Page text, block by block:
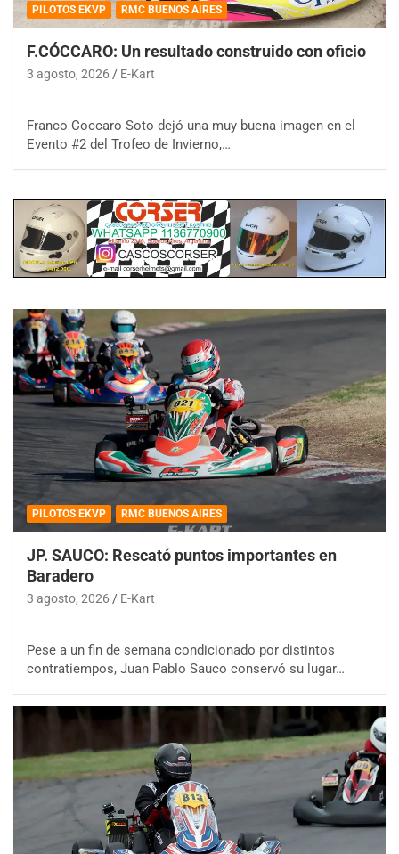
PILOTOS EKVP RMC BUENOS AIRES
F.CÓCCARO: Un resultado construido con oficio
3 agosto, 2026 E-Kart
Franco Coccaro Soto dejó una muy buena imagen en el
Evento #2 del Trofeo de Invierno,…
PILOTOS EKVP RMC BUENOS AIRES
JP. SAUCO: Rescató puntos importantes en
Baradero
3 agosto, 2026 E-Kart
Pese a un fin de semana condicionado por distintos
contratiempos, Juan Pablo Sauco conservó su lugar…